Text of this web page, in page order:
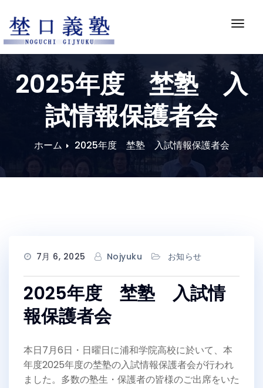
content
ナ
ゲ
シ
ョ
り
え
2025年度 埜塾 入
試情報保護者会
ホーム 2025年度 埜塾 入試情報保護者会
7月 6, 2025 Nojyuku お知らせ
2025年度 埜塾 入試情
報保護者会
本日7月6日・日曜日に浦和学院高校に於いて、本
年度2025年度の埜塾の入試情報保護者会が行われ
ました。多数の塾生・保護者の皆様のご出席をいた